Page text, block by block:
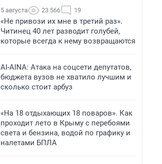
5 августа 23 566 19
«Не привози их мне в третий раз».
Читинец 40 лет разводит голубей,
которые всегда к нему возвращаются
AI-AINA: Атака на соцсети депутатов,
бюджета вузов не хватило лучшим и
сколько стоит арбуз
«На 18 отдыхающих 18 поваров». Как
проходит лето в Крыму с перебоями
света и бензина, водой по графику и
налетами БПЛА